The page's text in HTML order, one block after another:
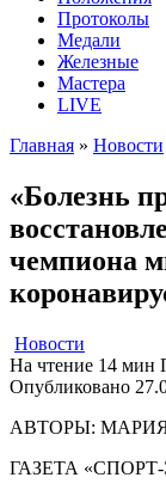
Протоколы
Медали
Железные
Мастера
LIVE
Главная » Новости
«Болезнь
чемпиона
Новости
На чтение 14 мин
Опубликовано
АВТОРЫ:
ГАЗЕТА «СПОРТ-